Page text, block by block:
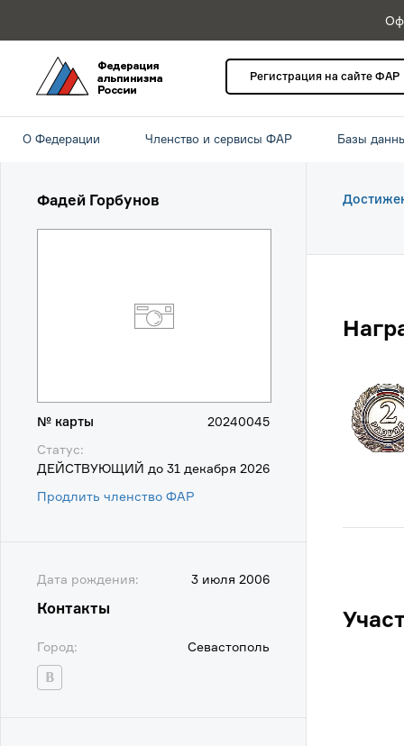
Регистрация на сайте ФАР
О Федерации Членство и сервисы ФАР Базы
Фадей Горбунов
№ карты
20240045
Статус:
ДЕЙСТВУЮЩИЙ до 31 декабря 2026
Продлить членство ФАР
Дата рождения: 3 июля 2006
Контакты
Город: Севастополь